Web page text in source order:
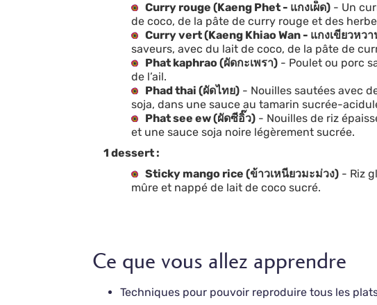
Curry rouge (Kaeng Phet - แกงเผ็ด) - Un
de coco, de la pâte de curry rouge et des
Curry vert (Kaeng Khiao Wan - แกงเขียวหว
saveurs, avec du lait de coco, de la pâte de
Phat kaphrao (ผัดกะเพรา) - Poulet ou porc
de l’ail.
Phad thai (ผัดไทย) - Nouilles sautées avec
soja, dans une sauce au tamarin sucrée-
Phat see ew (ผัดซีอิ๊ว) - Nouilles de riz
et une sauce soja noire légèrement sucrée.
1 dessert :
Sticky mango rice (ข้าวเหนียวมะม่วง) - Riz
mûre et nappé de lait de coco sucré.
Ce que vous allez apprendre
Techniques pour pouvoir reproduire tous les